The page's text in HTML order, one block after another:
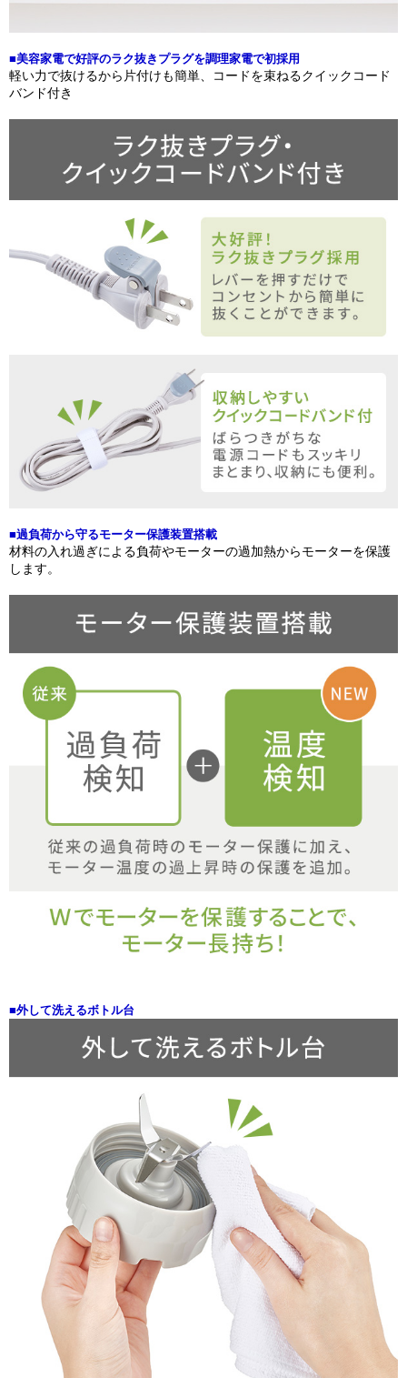
■美容家電で好評のラク抜きプラグを調理家電で初採用
軽い力で抜けるから片付けも簡単、コードを束ねるクイックコード
バンド付き
■過負荷から守るモーター保護装置搭載
材料の入れ過ぎによる負荷やモーターの過加熱からモーターを保護
します。
■外して洗えるボトル台